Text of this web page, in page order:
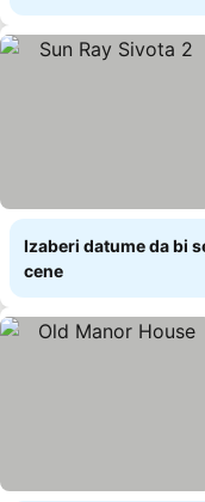
Izaberi datume da bi
cene